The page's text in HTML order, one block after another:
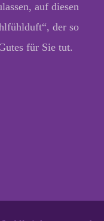
auf diesen
der so
für Sie tut.